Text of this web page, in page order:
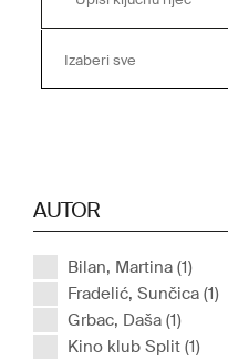
Izaberi sve
AUTOR
Bilan, Martina (1)
Fradelić, Sunčica (1)
Grbac, Daša (1)
Kino klub Split (1)